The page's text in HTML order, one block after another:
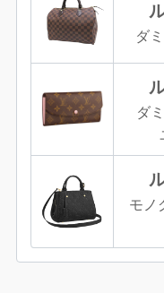
ダ
ダ
モノ